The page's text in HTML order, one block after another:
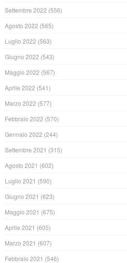
Settembre 2022 (556)
Agosto 2022 (565)
Luglio 2022 (563)
Giugno 2022 (543)
Maggio 2022 (567)
Aprile 2022 (541)
Marzo 2022 (577)
Febbraio 2022 (570)
Gennaio 2022 (244)
Settembre 2021 (315)
Agosto 2021 (602)
Luglio 2021 (590)
Giugno 2021 (623)
Maggio 2021 (675)
Aprile 2021 (605)
Marzo 2021 (607)
Febbraio 2021 (546)